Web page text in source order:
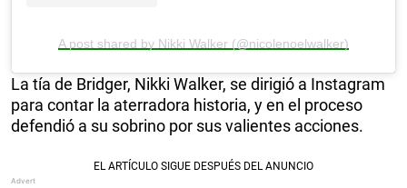
A post shared by Nikki Walker (@nicolenoelwalker)
La tía de Bridger, Nikki Walker, se dirigió a Instagram
para contar la aterradora historia, y en el proceso
defendió a su sobrino por sus valientes acciones.